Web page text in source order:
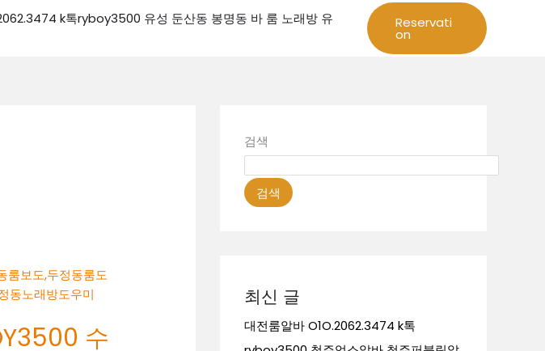
k톡ryboy3500 유성 둔산동 봉명동 바 룸 노래방 유
Reservati
on
수
검색
검색
최신 글
대전룸알바 O1O.2062.3474 k톡